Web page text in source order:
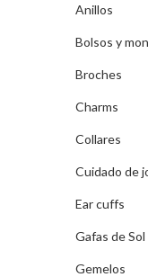
Anillos
Bolsos y
Broches
Charms
Collares
Cuidado de
Ear cuffs
Gafas de Sol
Gemelos